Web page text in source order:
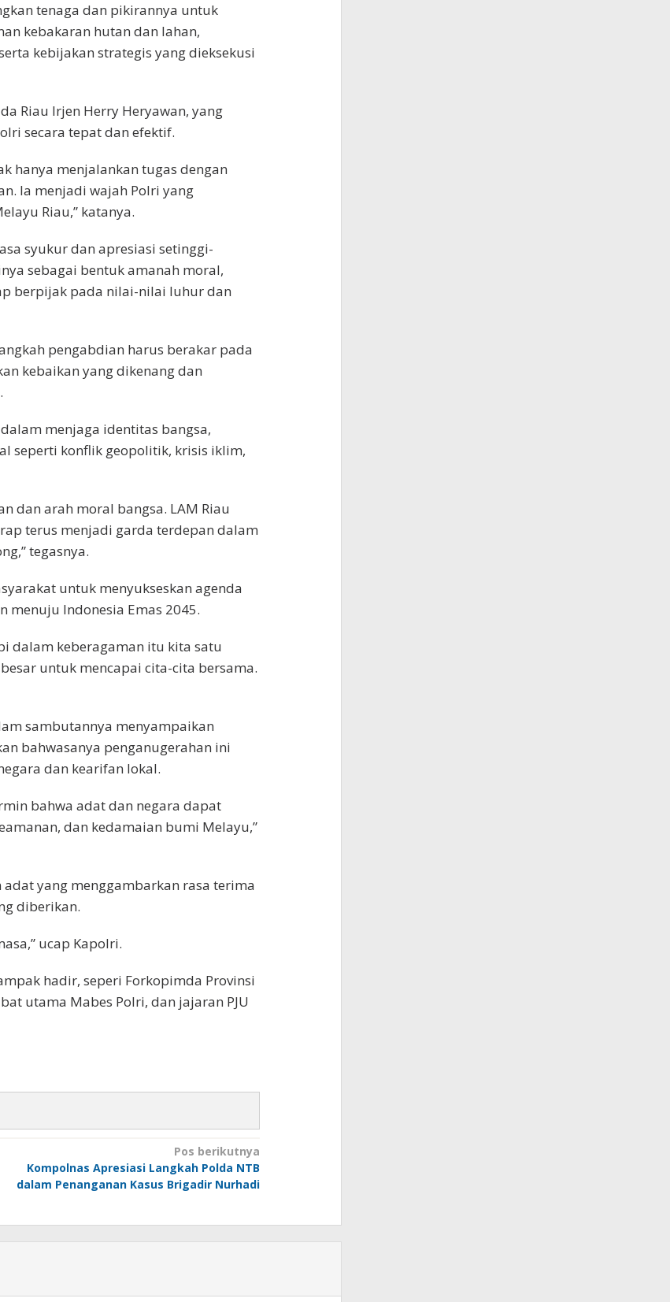
tenaga dan pikirannya untuk
kebakaran hutan dan lahan,
kebijakan strategis yang dieksekusi
Riau Irjen Herry Heryawan, yang
secara tepat dan efektif.
hanya menjalankan tugas dengan
Ia menjadi wajah Polri yang
Riau,” katanya.
syukur dan apresiasi setinggi-
sebagai bentuk amanah moral,
berpijak pada nilai-nilai luhur dan
pengabdian harus berakar pada
kebaikan yang dikenang dan
menjaga identitas bangsa,
seperti konflik geopolitik, krisis iklim,
dan arah moral bangsa. LAM Riau
terus menjadi garda terdepan dalam
tegasnya.
untuk menyukseskan agenda
menuju Indonesia Emas 2045.
dalam keberagaman itu kita satu
untuk mencapai cita-cita bersama.
sambutannya menyampaikan
bahwasanya penganugerahan ini
dan kearifan lokal.
bahwa adat dan negara dapat
dan kedamaian bumi Melayu,”
yang menggambarkan rasa terima
diberikan.
ucap Kapolri.
hadir, seperi Forkopimda Provinsi
utama Mabes Polri, dan jajaran PJU
Pos berikutnya
Kompolnas Apresiasi Langkah Polda NTB
dalam Penanganan Kasus Brigadir Nurhadi